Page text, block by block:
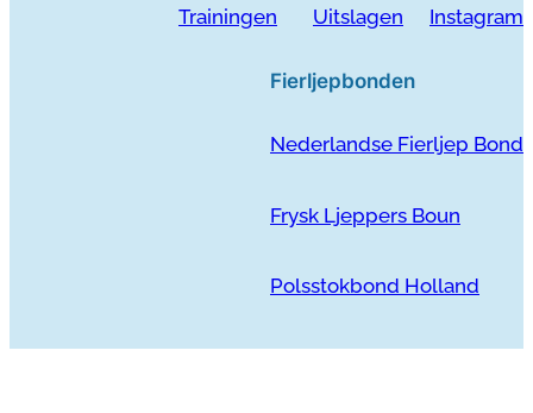
Trainingen Uitslagen Instagram
Fierljepbonden
Nederlandse Fierljep Bond
Frysk Ljeppers Boun
Polsstokbond Holland